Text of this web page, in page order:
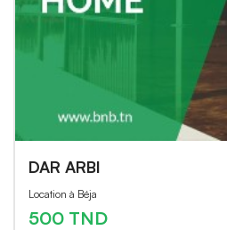
DAR ARBI
Location à Béja
500 TND